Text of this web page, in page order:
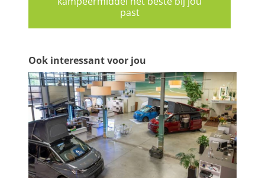
past
Ook interessant voor jou